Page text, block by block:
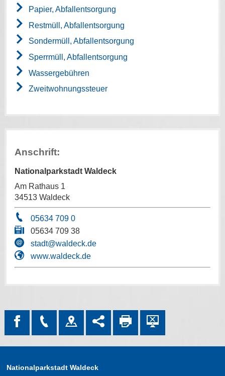
Papier, Abfallentsorgung
Restmüll, Abfallentsorgung
Sondermüll, Abfallentsorgung
Sperrmüll, Abfallentsorgung
Wassergebühren
Zweitwohnungssteuer
Anschrift:
Nationalparkstadt Waldeck
Am Rathaus 1
34513 Waldeck
05634 709 0
05634 709 38
stadt@waldeck.de
www.waldeck.de
Nationalparkstadt Waldeck